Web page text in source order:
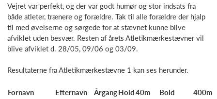
Vejret var perfekt, og der var godt humør og stor indsats fra
både atleter, trænere og forældre. Tak til alle forældre der hjalp
til med øvelserne og sørgede for at stævnet kunne blive
afviklet uden besvær. Resten af årets Atletikmærkestævner vil
blive afviklet d. 28/05, 09/06 og 03/09.
Resultaterne fra Atletikmærkestævne 1 kan ses herunder.
Fornavn Efternavn ÅrgangHold40m Bold
400m